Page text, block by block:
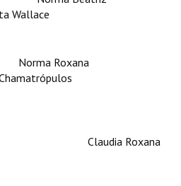
Roxana
Roxana